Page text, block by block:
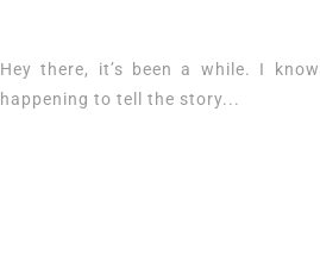
Hey there, it’s been a while. I
happening to tell the story...